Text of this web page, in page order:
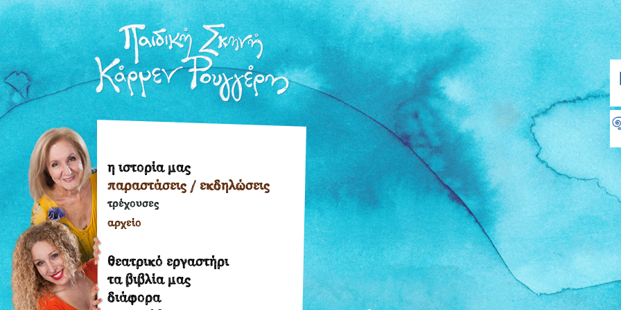
η ιστορία μας
παραστάσεις / εκδηλώσεις
τρέχουσες
αρχείο
θεατρικό εργαστήρι
τα βιβλία μας
διάφορα
η
ιστορία
μας
παραστάσεις
/
εκδηλώσεις
τρέχουσες
αρχείο